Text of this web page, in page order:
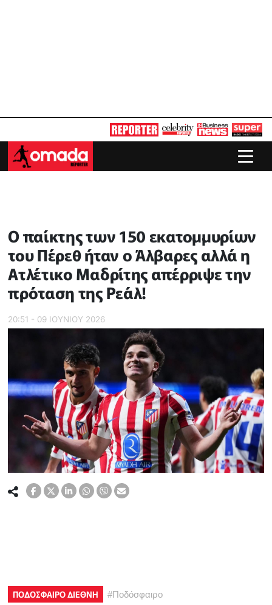
Ο παίκτης των 150 εκατομμυρίων
του Πέρεθ ήταν ο Άλβαρες αλλά η
Ατλέτικο Μαδρίτης απέρριψε την
πρόταση της Ρεάλ!
20:51 - 09 ΙΟΥΝΙΟΥ 2026
ΠΟΔΟΣΦΑΙΡΟ ΔΙΕΘΝΗ #Ποδόσφαιρο